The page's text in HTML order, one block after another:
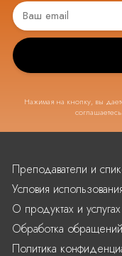
Нажимая на кнопку, вы
Преподаватели и
Условия
О продуктах и услугах
Обработка обращений
Политика